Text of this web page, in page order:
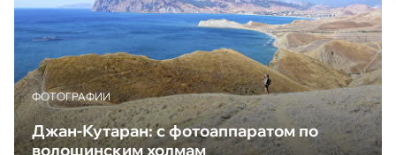
ФОТОГРАФИИ
Джан-Кутаран: с фотоаппаратом по
волошинским холмам